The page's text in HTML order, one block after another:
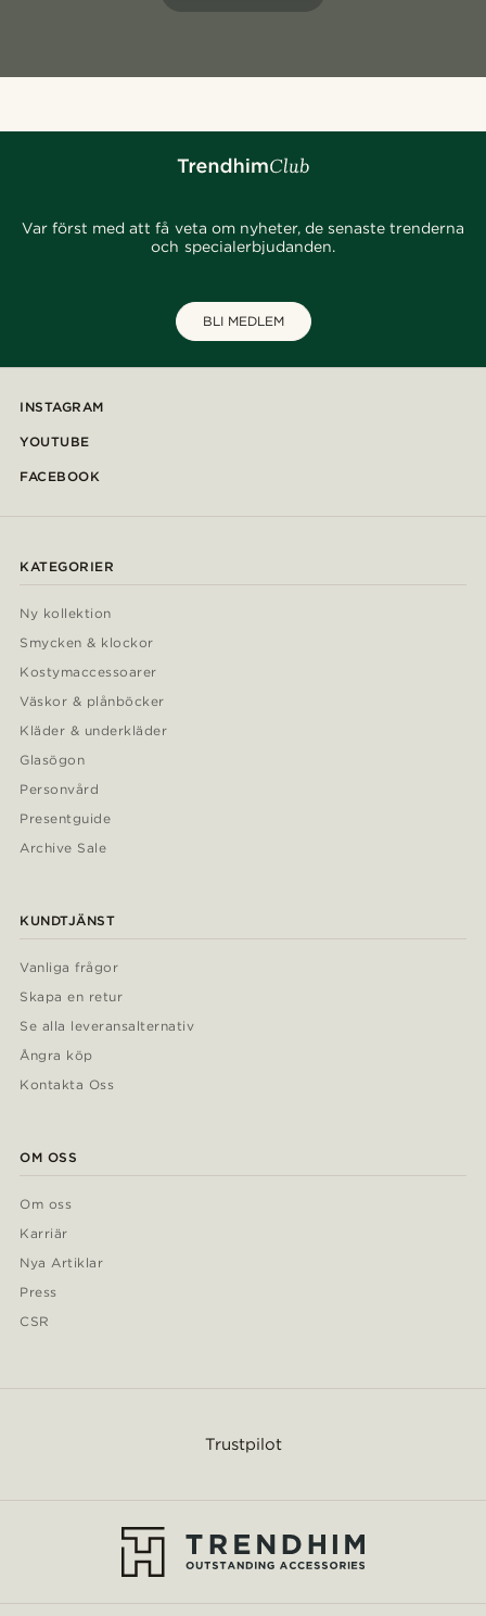
Var först med att få veta om nyheter, de senaste trenderna
och specialerbjudanden.
BLI MEDLEM
INSTAGRAM
YOUTUBE
FACEBOOK
KATEGORIER
Ny kollektion
Smycken & klockor
Kostymaccessoarer
Väskor & plånböcker
Kläder & underkläder
Glasögon
Personvård
Presentguide
Archive Sale
KUNDTJÄNST
Vanliga frågor
Skapa en retur
Se alla leveransalternativ
Ångra köp
Kontakta Oss
OM OSS
Om oss
Karriär
Nya Artiklar
Press
CSR
Trustpilot